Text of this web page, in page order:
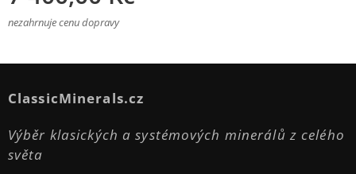
nezahrnuje cenu dopravy
ClassicMinerals.cz
Výběr klasických a systémových minerálů z celého
světa